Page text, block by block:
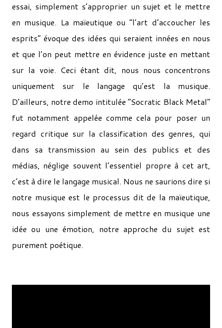
essai, simplement s’approprier un sujet et le mettre
en musique. La maïeutique ou “l’art d’accoucher les
esprits” évoque des idées qui seraient innées en nous
et que l’on peut mettre en évidence juste en mettant
sur la voie. Ceci étant dit, nous nous concentrons
uniquement sur le langage qu’est la musique.
D’ailleurs, notre demo intitulée “Socratic Black Metal”
fut notamment appelée comme cela pour poser un
regard critique sur la classification des genres, qui
dans sa transmission au sein des publics et des
médias, néglige souvent l’essentiel propre à cet art,
c’est à dire le langage musical. Nous ne saurions dire si
notre musique est le processus dit de la maïeutique,
nous essayons simplement de mettre en musique une
idée ou une émotion, notre approche du sujet est
purement poétique.